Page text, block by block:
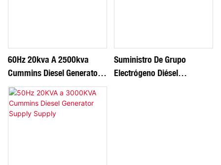
60Hz 20kva A 2500kva
Cummins Diesel Generator
Set
Suministro De Grupo
Electrógeno Diésel